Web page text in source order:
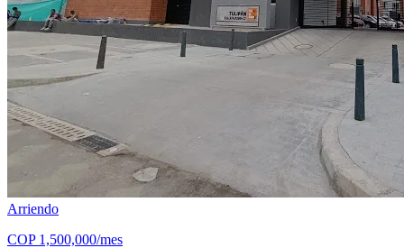
Arriendo
COP 1,500,000/mes